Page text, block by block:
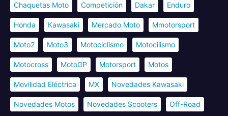
Chaquetas Moto Competición Dakar Enduro
Honda Kawasaki Mercado Moto Mmotorsport
Moto2 Moto3 Motociclismo Motocilismo
Motocross MotoGP Motorsport Motos
Movilidad Eléctrica MX Novedades Kawasaki
Novedades Motos Novedades Scooters Off-Road